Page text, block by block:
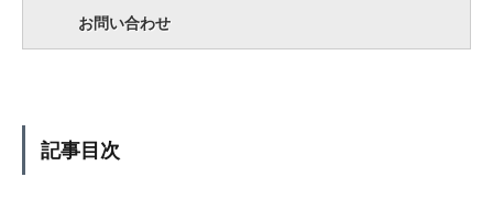
お問い合わせ
記事目次